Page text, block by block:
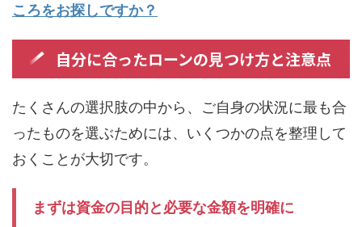
ころをお探しですか？
自分に合ったローンの見つけ方と注意点
たくさんの選択肢の中から、ご自身の状況に最も合
ったものを選ぶためには、いくつかの点を整理して
おくことが大切です。
まずは資金の目的と必要な金額を明確に